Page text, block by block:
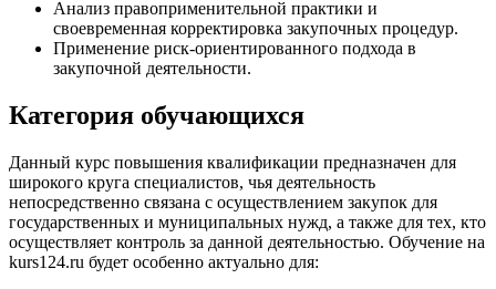
Анализ правоприменительной практики и
своевременная корректировка закупочных процедур.
Применение риск-ориентированного подхода в
закупочной деятельности.
Категория обучающихся
Данный курс повышения квалификации предназначен для
широкого круга специалистов, чья деятельность
непосредственно связана с осуществлением закупок для
государственных и муниципальных нужд, а также для тех, кто
осуществляет контроль за данной деятельностью. Обучение на
kurs124.ru будет особенно актуально для: